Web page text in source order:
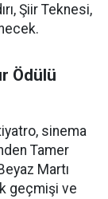
Şiir Teknesi,
Ödülü
sinema
Tamer
Martı
geçmişi ve